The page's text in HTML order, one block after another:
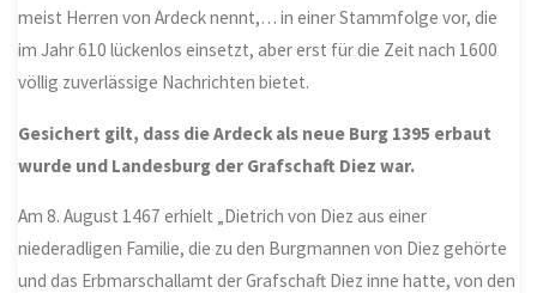
meist Herren von Ardeck nennt,… in einer Stammfolge vor, die
im Jahr 610 lückenlos einsetzt, aber erst für die Zeit nach 1600
völlig zuverlässige Nachrichten bietet.
Gesichert gilt, dass die Ardeck als neue Burg 1395 erbaut
wurde und Landesburg der Grafschaft Diez war.
Am 8. August 1467 erhielt „Dietrich von Diez aus einer
niederadligen Familie, die zu den Burgmannen von Diez gehörte
und das Erbmarschallamt der Grafschaft Diez inne hatte, von den